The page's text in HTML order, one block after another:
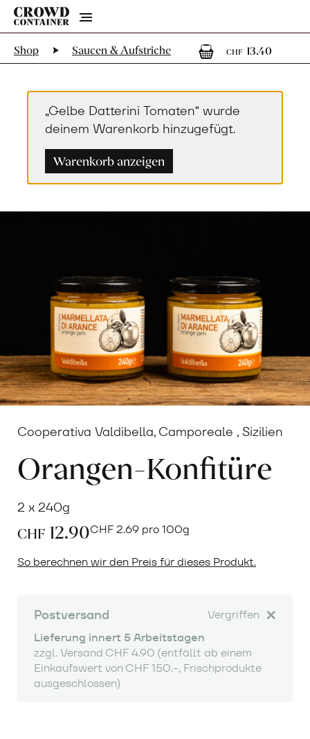
Menu
Shop Saucen & Aufstriche
CHF 13.401
„Gelbe Datterini Tomaten“ wurde
deinem Warenkorb hinzugefügt.
Warenkorb anzeigen
Cooperativa Valdibella, Camporeale , Sizilien
Orangen-Konfitüre
2 x 240g
CHF 12.90CHF2.69 pro 100g
So berechnen wir den Preis für dieses Produkt.
Postversand
Lieferung innert 5 Arbeitstagen
zzgl. Versand CHF 4.90 (entfällt ab einem
Einkaufswert von CHF 150.-, Frischprodukte
ausgeschlossen)
Vergriffen